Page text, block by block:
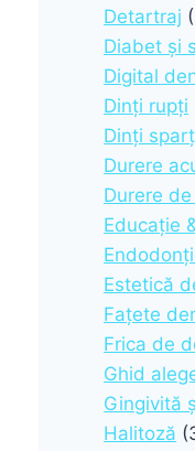
Detartraj
Diabet și
Digital
Dinți rupți
Dinți
Durere
Durere
Educație
Estetică
Fațete
Frica de
Ghid
Gingivită
Halitoză